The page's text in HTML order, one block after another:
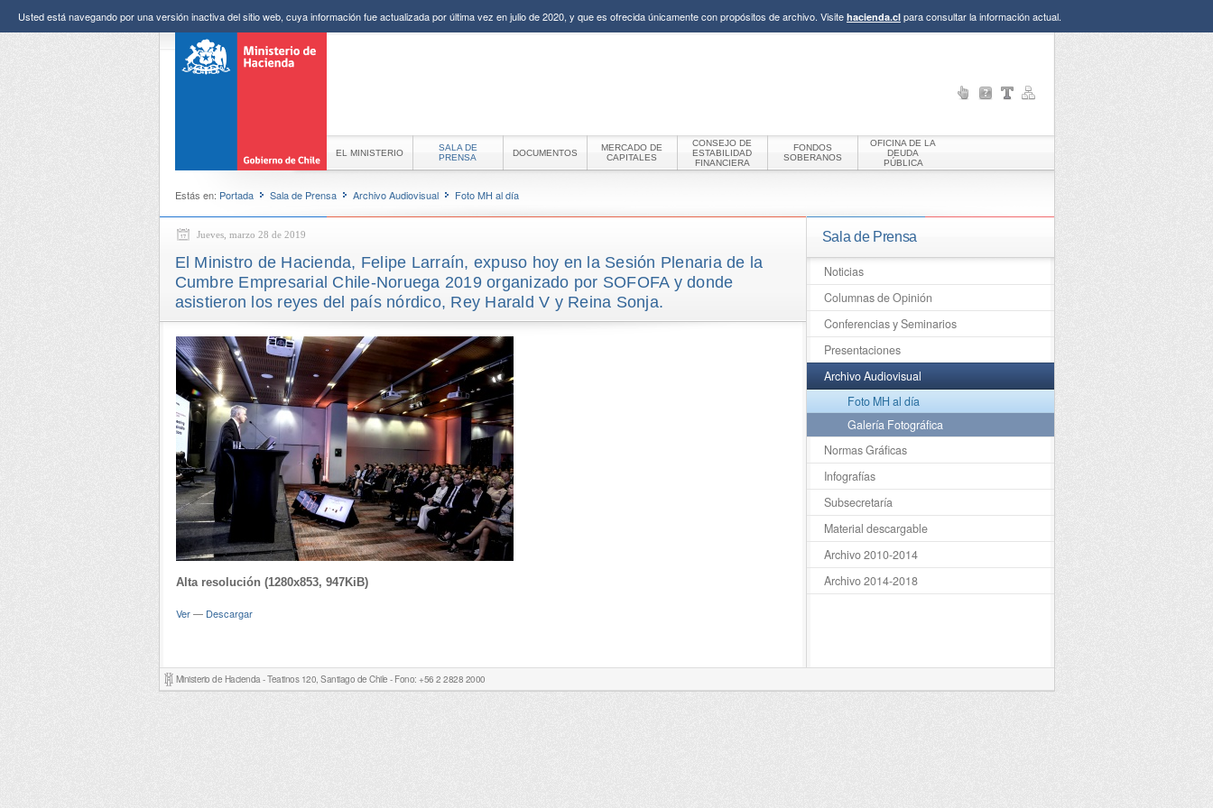
Usted está navegando por una versión inactiva del sitio web, cuya información fue actualizada por última vez en julio de 2020, y que es ofrecida únicamente con propósitos de archivo. Visite hacienda.cl para consultar la información actual.
EL MINISTERIO
SALA DE
PRENSA
DOCUMENTOS
MERCADO DE
CAPITALES
CONSEJO DE
ESTABILIDAD
FINANCIERA
FONDOS
SOBERANOS
OFICINA DE LA
DEUDA
PÚBLICA
Estás en: Portada Sala de Prensa Archivo Audiovisual Foto MH al día
Sala de Prensa
Noticias
Columnas de Opinión
Conferencias y Seminarios
Presentaciones
Archivo Audiovisual
Foto MH al día
Galería Fotográfica
Normas Gráficas
Infografías
Subsecretaría
Material descargable
Archivo 2010-2014
Archivo 2014-2018
Jueves, marzo 28 de 2019
El Ministro de Hacienda, Felipe Larraín, expuso hoy en la Sesión Plenaria de la
Cumbre Empresarial Chile-Noruega 2019 organizado por SOFOFA y donde
asistieron los reyes del país nórdico, Rey Harald V y Reina Sonja.
Alta resolución (1280x853, 947KiB)
Ver— Descargar
Ministerio de Hacienda - Teatinos 120, Santiago de Chile - Fono: +56 2 2828 2000